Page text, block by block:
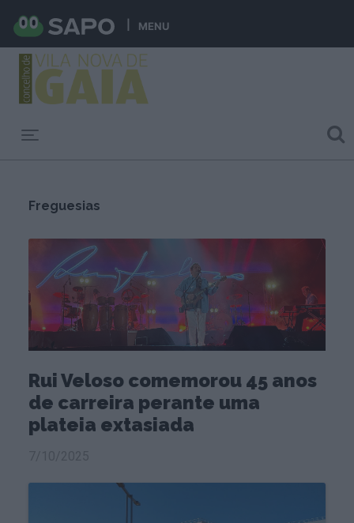
MENU
Freguesias
Rui Veloso comemorou 45 anos
de carreira perante uma
plateia extasiada